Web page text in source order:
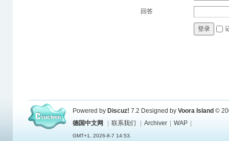
回答
登录
Powered by Discuz! 7.2 Designed by Voora Island ©
德国中文网
联系我们 Archiver WAP
GMT+1, 2026-8-7 14:53.